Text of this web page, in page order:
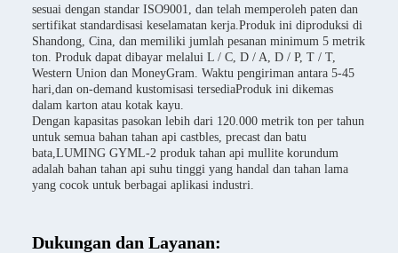
sesuai dengan standar ISO9001, dan telah memperoleh paten dan
sertifikat standardisasi keselamatan kerja.Produk ini diproduksi di
Shandong, Cina, dan memiliki jumlah pesanan minimum 5 metrik
ton. Produk dapat dibayar melalui L / C, D / A, D / P, T / T,
Western Union dan MoneyGram. Waktu pengiriman antara 5-45
hari,dan on-demand kustomisasi tersediaProduk ini dikemas
dalam karton atau kotak kayu.
Dengan kapasitas pasokan lebih dari 120.000 metrik ton per tahun
untuk semua bahan tahan api castbles, precast dan batu
bata,LUMING GYML-2 produk tahan api mullite korundum
adalah bahan tahan api suhu tinggi yang handal dan tahan lama
yang cocok untuk berbagai aplikasi industri.
Dukungan dan Layanan: